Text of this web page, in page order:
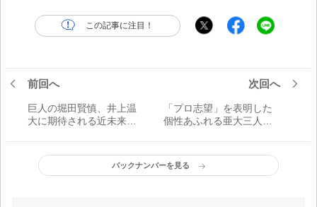
この記事に注目！
前回へ
巨人の堀田賢慎、井上温
大に期待される近未来の
次回へ
「プロ志望」を表明した
個性あふれる亜大三人
哉、平内龍太
バックナンバーを見る